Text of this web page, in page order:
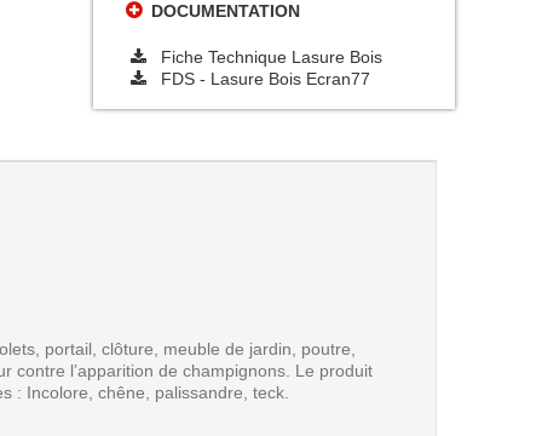
DOCUMENTATION
Fiche Technique Lasure Bois
FDS - Lasure Bois Ecran77
portail, clôture, meuble de jardin, poutre,
contre l’apparition de champignons. Le produit
: Incolore, chêne, palissandre, teck.